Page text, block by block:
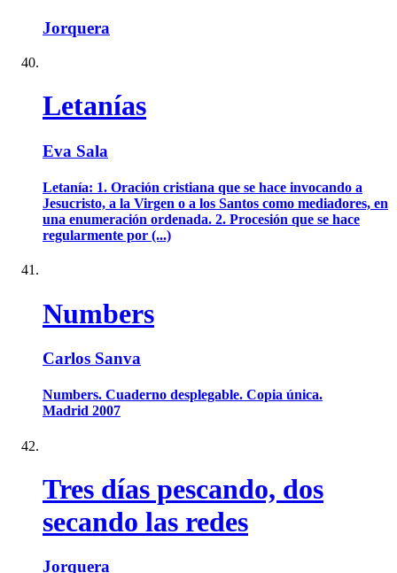
Jorquera
Letanías
Eva Sala
Letanía: 1. Oración cristiana que se hace invocando a
Jesucristo, a la Virgen o a los Santos como mediadores, en
una enumeración ordenada. 2. Procesión que se hace
regularmente por (...)
Numbers
Carlos Sanva
Numbers. Cuaderno desplegable. Copia única.
Madrid 2007
Tres días pescando, dos
secando las redes
Jorquera